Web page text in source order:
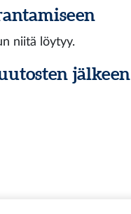
niitä löytyy.
jälkeen